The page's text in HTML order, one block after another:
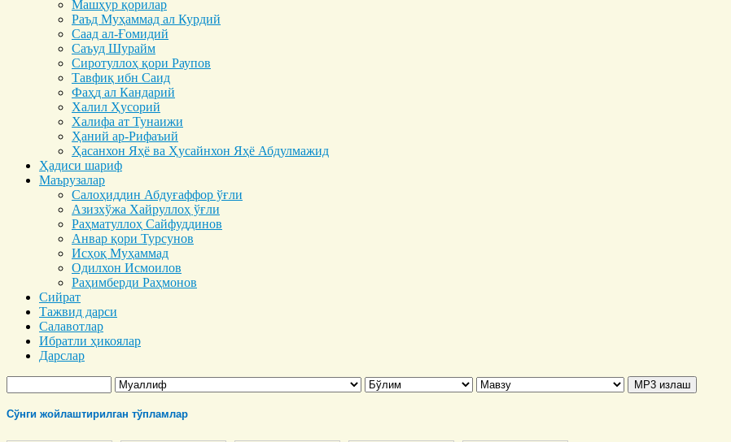
Машҳур қорилар
Раъд Муҳаммад ал Курдий
Саад ал-Ғомидий
Саъуд Шурайм
Сиротуллоҳ қори Раупов
Тавфиқ ибн Саид
Фаҳд ал Кандарий
Халил Ҳусорий
Халифа ат Тунаижи
Ҳаний ар-Рифаъий
Ҳасанхон Яҳё ва Ҳусайнхон Яҳё Абдулмажид
Ҳадиси шариф
Маърузалар
Салоҳиддин Абдуғаффор ўғли
Азизхўжа Хайруллоҳ ўғли
Раҳматуллоҳ Сайфуддинов
Анвар қори Турсунов
Исҳоқ Муҳаммад
Одилхон Исмоилов
Раҳимберди Раҳмонов
Сийрат
Тажвид дарси
Салавотлар
Ибратли ҳикоялар
Дарслар
Сўнги жойлаштирилган тўпламлар